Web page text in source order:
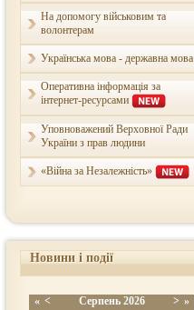
На допомогу військовим та
волонтерам
Українська мова - державна мова
Оперативна інформація за
інтернет-ресурсами
Уповноважений Верховної Ради
України з прав людини
«Війна за Незалежність»
Новини і події
« < Серпень2026 > »